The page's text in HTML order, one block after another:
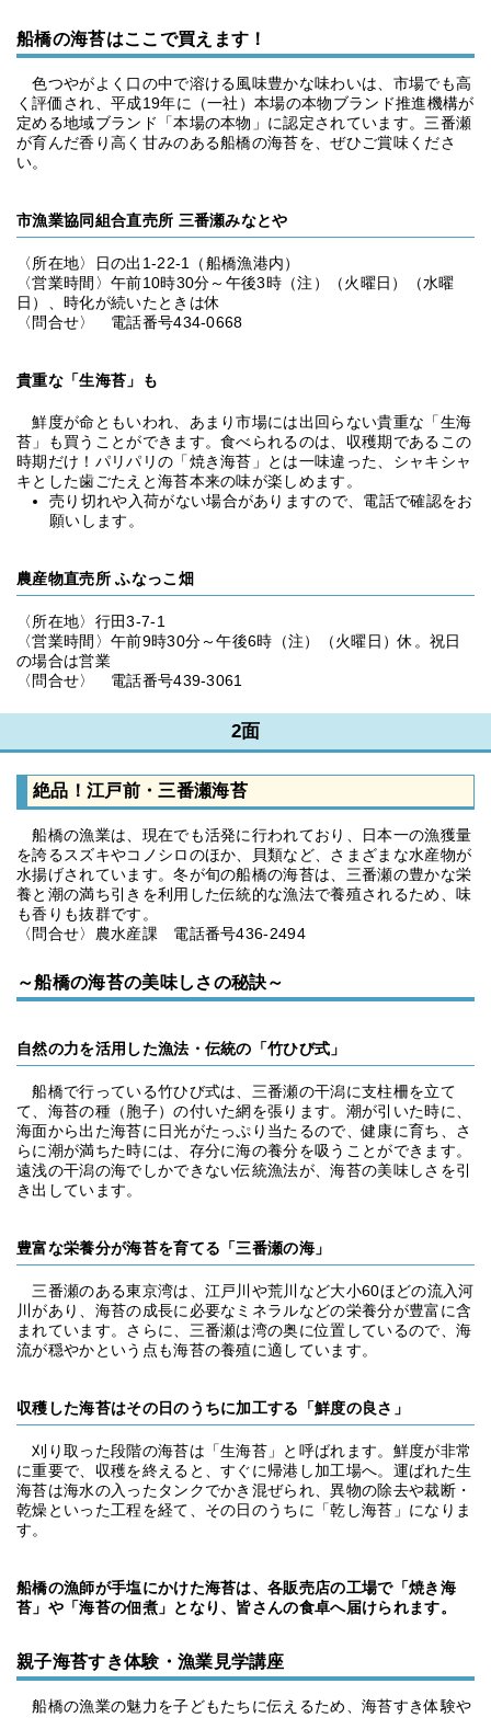
船橋の海苔はここで買えます！
色つやがよく口の中で溶ける風味豊かな味わいは、市場でも高
く評価され、平成19年に（一社）本場の本物ブランド推進機構が
定める地域ブランド「本場の本物」に認定されています。三番瀬
が育んだ香り高く甘みのある船橋の海苔を、ぜひご賞味くださ
い。
市漁業協同組合直売所 三番瀬みなとや
〈所在地〉日の出1-22-1（船橋漁港内）
〈営業時間〉午前10時30分～午後3時（注）（火曜日）（水曜
日）、時化が続いたときは休
〈問合せ〉 電話番号434-0668
貴重な「生海苔」も
鮮度が命ともいわれ、あまり市場には出回らない貴重な「生海
苔」も買うことができます。食べられるのは、収穫期であるこの
時期だけ！パリパリの「焼き海苔」とは一味違った、シャキシャ
キとした歯ごたえと海苔本来の味が楽しめます。
売り切れや入荷がない場合がありますので、電話で確認をお
願いします。
農産物直売所 ふなっこ畑
〈所在地〉行田3-7-1
〈営業時間〉午前9時30分～午後6時（注）（火曜日）休。祝日
の場合は営業
〈問合せ〉 電話番号439-3061
2面
絶品！江戸前・三番瀬海苔
船橋の漁業は、現在でも活発に行われており、日本一の漁獲量
を誇るスズキやコノシロのほか、貝類など、さまざまな水産物が
水揚げされています。冬が旬の船橋の海苔は、三番瀬の豊かな栄
養と潮の満ち引きを利用した伝統的な漁法で養殖されるため、味
も香りも抜群です。
〈問合せ〉農水産課 電話番号436-2494
～船橋の海苔の美味しさの秘訣～
自然の力を活用した漁法・伝統の「竹ひび式」
船橋で行っている竹ひび式は、三番瀬の干潟に支柱柵を立て
て、海苔の種（胞子）の付いた網を張ります。潮が引いた時に、
海面から出た海苔に日光がたっぷり当たるので、健康に育ち、さ
らに潮が満ちた時には、存分に海の養分を吸うことができます。
遠浅の干潟の海でしかできない伝統漁法が、海苔の美味しさを引
き出しています。
豊富な栄養分が海苔を育てる「三番瀬の海」
三番瀬のある東京湾は、江戸川や荒川など大小60ほどの流入河
川があり、海苔の成長に必要なミネラルなどの栄養分が豊富に含
まれています。さらに、三番瀬は湾の奥に位置しているので、海
流が穏やかという点も海苔の養殖に適しています。
収穫した海苔はその日のうちに加工する「鮮度の良さ」
刈り取った段階の海苔は「生海苔」と呼ばれます。鮮度が非常
に重要で、収穫を終えると、すぐに帰港し加工場へ。運ばれた生
海苔は海水の入ったタンクでかき混ぜられ、異物の除去や裁断・
乾燥といった工程を経て、その日のうちに「乾し海苔」になりま
す。
船橋の漁師が手塩にかけた海苔は、各販売店の工場で「焼き海
苔」や「海苔の佃煮」となり、皆さんの食卓へ届けられます。
親子海苔すき体験・漁業見学講座
船橋の漁業の魅力を子どもたちに伝えるため、海苔すき体験や